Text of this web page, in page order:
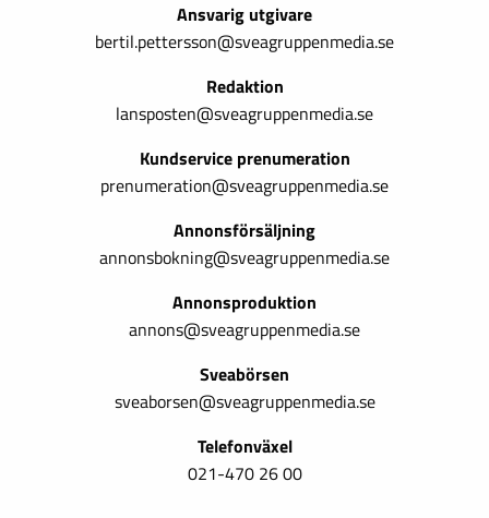
Ansvarig utgivare
bertil.pettersson@sveagruppenmedia.se
Redaktion
lansposten@sveagruppenmedia.se
Kundservice prenumeration
prenumeration@sveagruppenmedia.se
Annonsförsäljning
annonsbokning@sveagruppenmedia.se
Annonsproduktion
annons@sveagruppenmedia.se
Sveabörsen
sveaborsen@sveagruppenmedia.se
Telefonväxel
021-470 26 00